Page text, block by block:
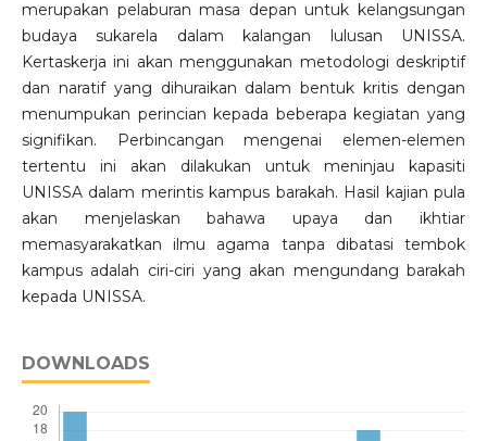
merupakan pelaburan masa depan untuk kelangsungan
budaya sukarela dalam kalangan lulusan UNISSA.
Kertaskerja ini akan menggunakan metodologi deskriptif
dan naratif yang dihuraikan dalam bentuk kritis dengan
menumpukan perincian kepada beberapa kegiatan yang
signifikan. Perbincangan mengenai elemen-elemen
tertentu ini akan dilakukan untuk meninjau kapasiti
UNISSA dalam merintis kampus barakah. Hasil kajian pula
akan menjelaskan bahawa upaya dan ikhtiar
memasyarakatkan ilmu agama tanpa dibatasi tembok
kampus adalah ciri-ciri yang akan mengundang barakah
kepada UNISSA.
DOWNLOADS